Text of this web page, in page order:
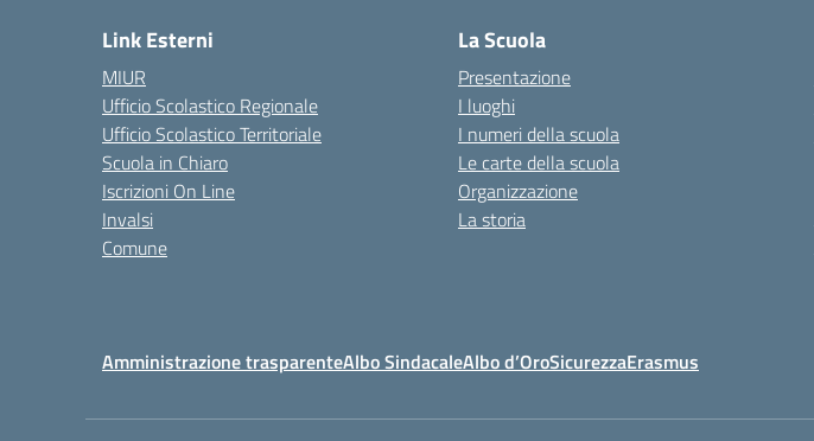
Link Esterni
MIUR
Ufficio Scolastico Regionale
Ufficio Scolastico Territoriale
Scuola in Chiaro
Iscrizioni On Line
Invalsi
Comune
La Scuola
Presentazione
I luoghi
I numeri della scuola
Le carte della scuola
Organizzazione
La storia
Amministrazione trasparenteAlbo SindacaleAlbo d’OroSicurezzaErasmus